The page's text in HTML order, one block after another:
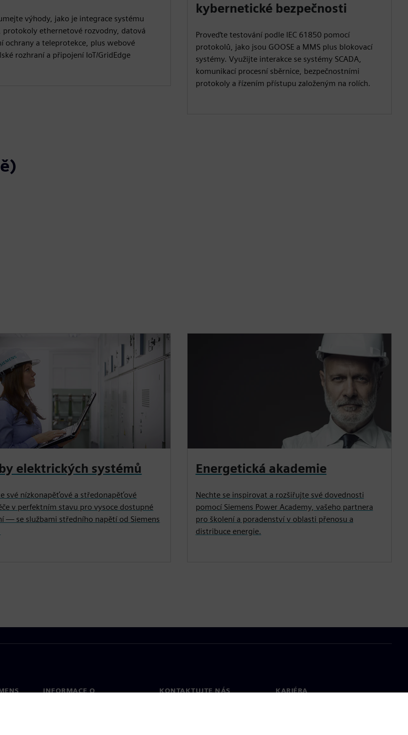
výhody, jako je integrace systému
protokoly ethernetové rozvodny, datová
ochrany a teleprotekce, plus webové
rozhraní a připojení IoT/GridEdge
kybernetické bezpečnosti
Proveďte testování podle IEC 61850 pomocí
protokolů, jako jsou GOOSE a MMS plus blokovací
systémy. Využijte interakce se systémy SCADA,
komunikací procesní sběrnice, bezpečnostními
protokoly a řízením přístupu založeným na rolích.
elektrických systémů
své nízkonapěťové a středonapěťové
v perfektním stavu pro vysoce dostupné
— se službami středního napětí od Siemens
Energetická akademie
Nechte se inspirovat a rozšiřujte své dovednosti
pomocí Siemens Power Academy, vašeho partnera
pro školení a poradenství v oblasti přenosu a
distribuce energie.
INFORMACE O
KONTAKTUJTE NÁS KARIÉRA